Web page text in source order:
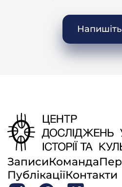
ЗаписиКоманда
ПублікаціїКонтакти